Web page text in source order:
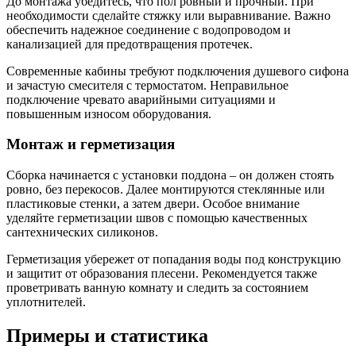
необходимости сделайте стяжку или выравнивание. Важно
обеспечить надежное соединение с водопроводом и
канализацией для предотвращения протечек.
Современные кабины требуют подключения душевого сифона
и зачастую смесителя с термостатом. Неправильное
подключение чревато аварийными ситуациями и
повышенным износом оборудования.
Монтаж и герметизация
Сборка начинается с установки поддона – он должен стоять
ровно, без перекосов. Далее монтируются стеклянные или
пластиковые стенки, а затем двери. Особое внимание
уделяйте герметизации швов с помощью качественных
сантехнических силиконов.
Герметизация убережет от попадания воды под конструкцию
и защитит от образования плесени. Рекомендуется также
проветривать ванную комнату и следить за состоянием
уплотнителей.
Примеры и статистика